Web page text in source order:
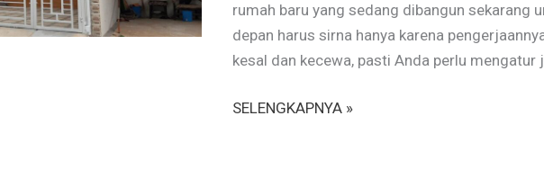
rumah baru yang sedang dibangun sekarang
depan harus sirna hanya karena
kesal dan kecewa, pasti Anda perlu mengatur
SELENGKAPNYA »